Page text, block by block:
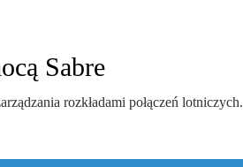
Sabre
rozkładami połączeń lotniczych.